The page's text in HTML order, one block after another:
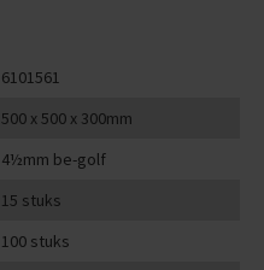
6101561
500 x 500 x 300mm
4½mm be-golf
15 stuks
100 stuks